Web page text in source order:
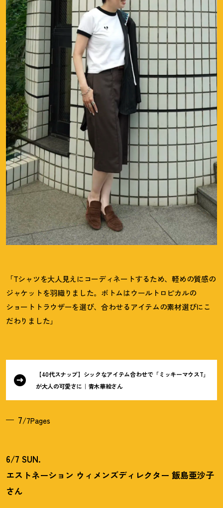
「Tシャツを大人見えにコーディネートするため、軽めの質感の
ジャケットを羽織りました。ボトムはウールトロピカルの
ショートトラウザーを選び、合わせるアイテムの素材選びにこ
だわりました」
【40代スナップ】シックなアイテム合わせで「ミッキーマウスT」
が大人の可愛さに｜青木華絵さん
7/7Pages
6/7 SUN.
エストネーション ウィメンズディレクター 飯島亜沙子
さん